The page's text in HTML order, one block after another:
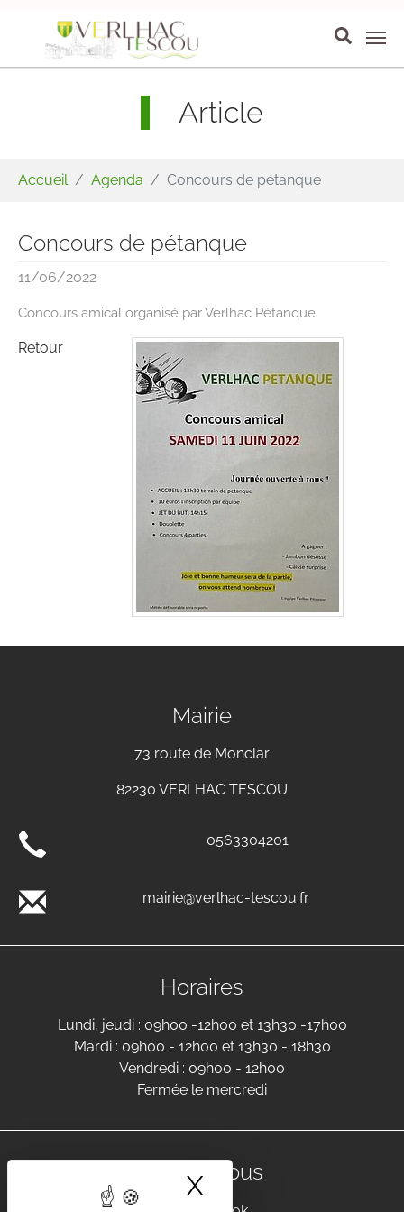
Article
Accueil Agenda Concours de pétanque
Concours de pétanque
11/06/2022
Concours amical organisé par Verlhac Pétanque
Retour
Mairie
73 route de Monclar
82230 VERLHAC TESCOU
0563304201
mairie@verlhac-tescou.fr
Horaires
Lundi, jeudi : 09h00 -12h00 et 13h30 -17h00
Mardi : 09h00 - 12h00 et 13h30 - 18h30
Vendredi : 09h00 - 12h00
Fermée le mercredi
Suivez-nous
X Masquer le